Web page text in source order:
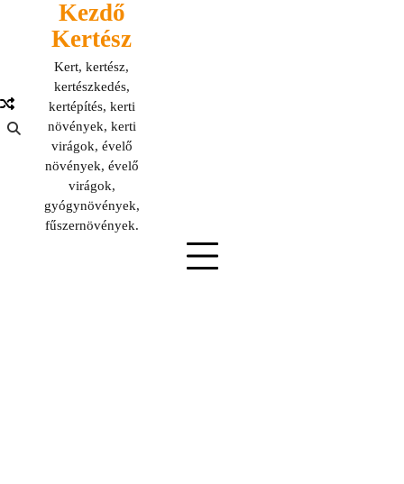
Kezdő
Kertész
Kert, kertész,
kertészkedés,
kertépítés, kerti
növények, kerti
virágok, évelő
növények, évelő
virágok,
gyógynövények,
fűszernövények.